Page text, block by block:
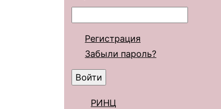
Регистрация
Забыли пароль?
РИНЦ